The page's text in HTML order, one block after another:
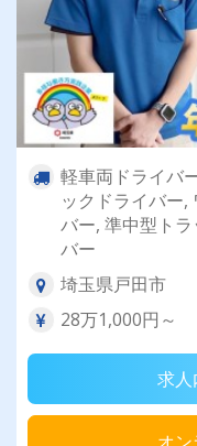
軽車両ドライバ
ックドライバー,
バー, 準中型ト
バー
埼玉県戸田市
28万1,000円～
求人